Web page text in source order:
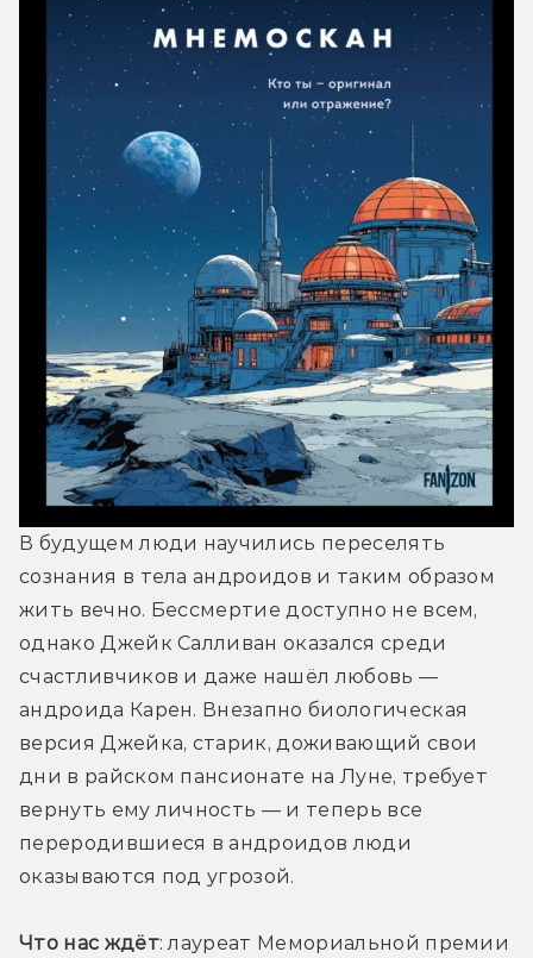
В будущем люди научились переселять
сознания в тела андроидов и таким образом
жить вечно. Бессмертие доступно не всем,
однако Джейк Салливан оказался среди
счастливчиков и даже нашёл любовь —
андроида Карен. Внезапно биологическая
версия Джейка, старик, доживающий свои
дни в райском пансионате на Луне, требует
вернуть ему личность — и теперь все
переродившиеся в андроидов люди
оказываются под угрозой.
Что нас ждёт: лауреат Мемориальной премии